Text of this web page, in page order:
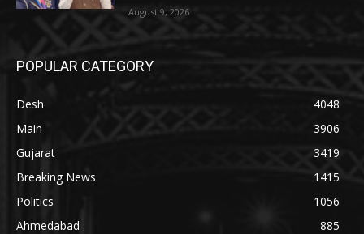
August 9, 2026
POPULAR CATEGORY
Desh
4048
Main
3906
Gujarat
3419
Breaking News
1415
Politics
1056
Ahmedabad
885